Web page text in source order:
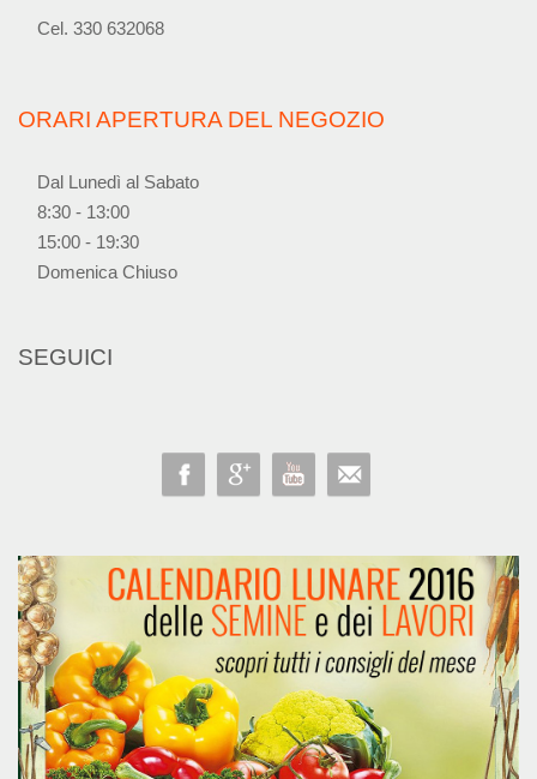
Cel. 330 632068
ORARI APERTURA DEL NEGOZIO
Dal Lunedì al Sabato
8:30 - 13:00
15:00 - 19:30
Domenica Chiuso
SEGUICI